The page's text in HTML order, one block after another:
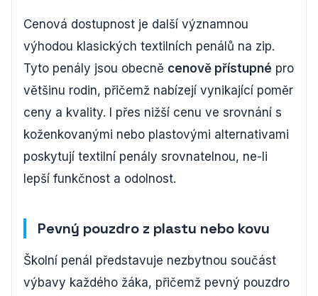
Cenová dostupnost je další významnou
výhodou klasických textilních penálů na zip.
Tyto penály jsou obecně cenově přístupné pro
většinu rodin, přičemž nabízejí vynikající poměr
ceny a kvality. I přes nižší cenu ve srovnání s
koženkovanými nebo plastovými alternativami
poskytují textilní penály srovnatelnou, ne-li
lepší funkčnost a odolnost.
Pevný pouzdro z plastu nebo kovu
Školní penál představuje nezbytnou součást
výbavy každého žáka, přičemž pevný pouzdro